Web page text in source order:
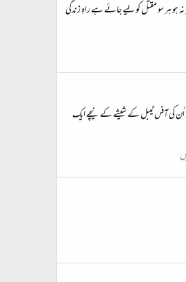
ہو ہر سو مقتل کو لیے جائے ہے راہِ زندگی
کہ اُن کی آفس ٹیبل کے شیشے کے نیچے ایک